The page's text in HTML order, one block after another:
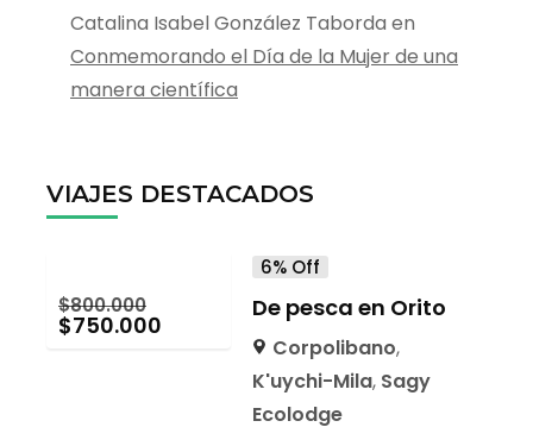
Catalina Isabel González Taborda en
Conmemorando el Día de la Mujer de una
manera científica
VIAJES DESTACADOS
$800.000
$750.000
6% Off
De pesca en Orito
Corpolibano,
K'uychi-Mila, Sagy
Ecolodge